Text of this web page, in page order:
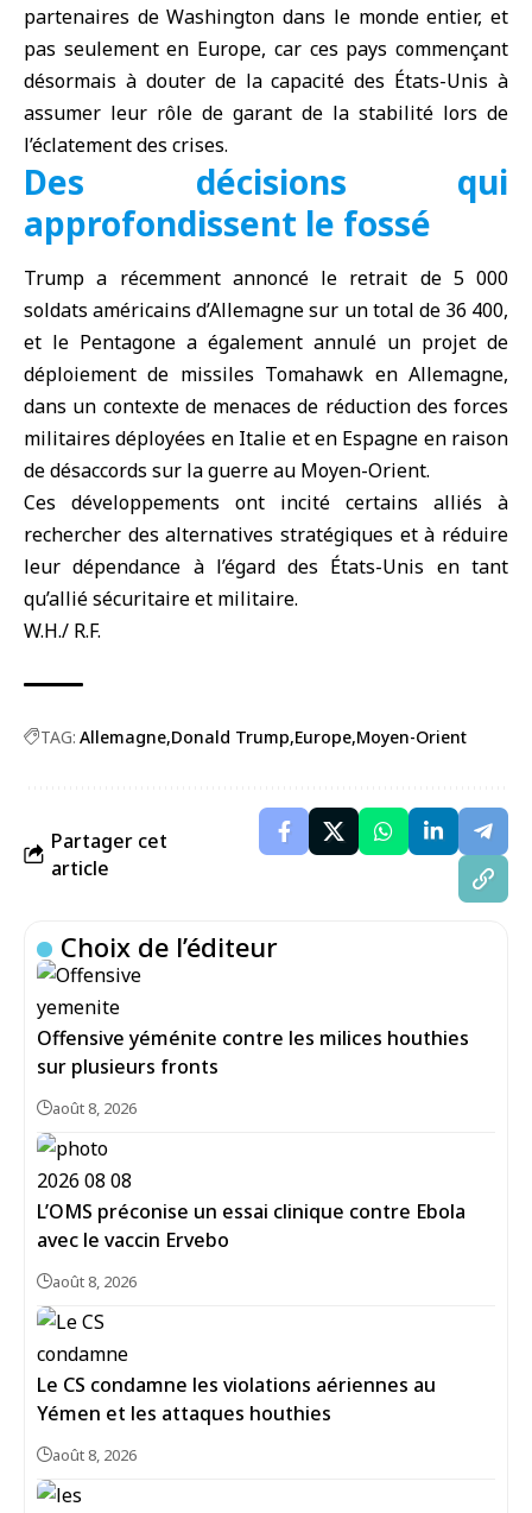
partenaires de Washington dans le monde entier, et
pas seulement en Europe, car ces pays commençant
désormais à douter de la capacité des États-Unis à
assumer leur rôle de garant de la stabilité lors de
l’éclatement des crises.
Des décisions qui
approfondissent le fossé
Trump a récemment annoncé le retrait de 5 000
soldats américains d’Allemagne sur un total de 36 400,
et le Pentagone a également annulé un projet de
déploiement de missiles Tomahawk en Allemagne,
dans un contexte de menaces de réduction des forces
militaires déployées en Italie et en Espagne en raison
de désaccords sur la guerre au Moyen-Orient.
Ces développements ont incité certains alliés à
rechercher des alternatives stratégiques et à réduire
leur dépendance à l’égard des États-Unis en tant
qu’allié sécuritaire et militaire.
W.H./ R.F.
TAG: Allemagne Donald Trump Europe Moyen-Orient
Partager cet
article
Choix de l’éditeur
Offensive yéménite contre les milices houthies
sur plusieurs fronts
août 8, 2026
L’OMS préconise un essai clinique contre Ebola
avec le vaccin Ervebo
août 8, 2026
Le CS condamne les violations aériennes au
Yémen et les attaques houthies
août 8, 2026